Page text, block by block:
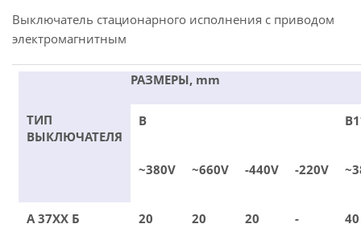
Выключатель стационарного исполнения с приводом
электромагнитным
ТИП
ВЫКЛЮЧАТЕЛЯ
РАЗМЕРЫ, mm
В
~380V ~660V -440V -220V
А 37ХХ Б 20 20 20 - 40